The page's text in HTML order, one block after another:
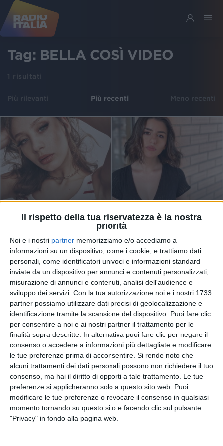
Il rispetto della tua riservatezza è la nostra
priorità
Noi e i nostri partner memorizziamo e/o accediamo a
informazioni su un dispositivo, come i cookie, e trattiamo dati
personali, come identificatori univoci e informazioni standard
inviate da un dispositivo per annunci e contenuti personalizzati,
misurazione di annunci e contenuti, analisi dell'audience e
sviluppo dei servizi. Con la tua autorizzazione noi e i nostri 1733
partner possiamo utilizzare dati precisi di geolocalizzazione e
identificazione tramite la scansione del dispositivo. Puoi fare clic
per consentire a noi e ai nostri partner il trattamento per le
finalità sopra descritte. In alternativa puoi fare clic per negare il
consenso o accedere a informazioni più dettagliate e modificare
le tue preferenze prima di acconsentire. Si rende noto che
alcuni trattamenti dei dati personali possono non richiedere il tuo
consenso, ma hai il diritto di opporti a tale trattamento. Le tue
preferenze si applicheranno solo a questo sito web. Puoi
modificare le tue preferenze o revocare il consenso in qualsiasi
momento tornando su questo sito e facendo clic sul pulsante
"Privacy" in fondo alla pagina web.
Tag: BELLA COSÌ VIDEO
1 risultati
Più rilevanti Più recenti Meno recenti
28 mag 2020
Chadia Rodriguez e Federica Carta: il video
di “Bella così” con 21 donne
Nella clip, 21 storie, 21 vite, 21 modi diversi di essere
donna
Chi siamo Contattaci
Privacy